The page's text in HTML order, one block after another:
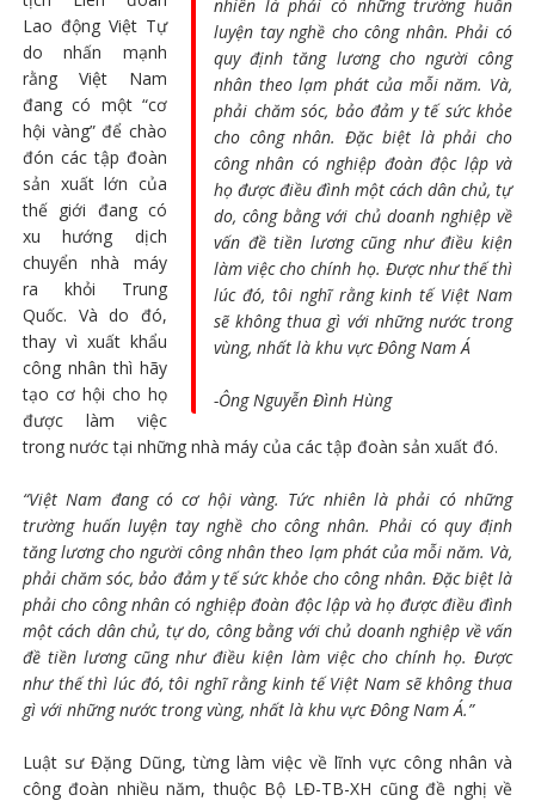
nhiên là phải có những trường huấn
luyện tay nghề cho công nhân. Phải có
quy định tăng lương cho người công
nhân theo lạm phát của mỗi năm. Và,
phải chăm sóc, bảo đảm y tế sức khỏe
cho công nhân. Đặc biệt là phải cho
công nhân có nghiệp đoàn độc lập và
họ được điều đình một cách dân chủ, tự
do, công bằng với chủ doanh nghiệp về
vấn đề tiền lương cũng như điều kiện
làm việc cho chính họ. Được như thế thì
lúc đó, tôi nghĩ rằng kinh tế Việt Nam
sẽ không thua gì với những nước trong
vùng, nhất là khu vực Đông Nam Á
-Ông Nguyễn Đình Hùng
Lao động Việt Tự
do nhấn mạnh
rằng Việt Nam
đang có một “cơ
hội vàng” để chào
đón các tập đoàn
sản xuất lớn của
thế giới đang có
xu hướng dịch
chuyển nhà máy
ra khỏi Trung
Quốc. Và do đó,
thay vì xuất khẩu
công nhân thì hãy
tạo cơ hội cho họ
được làm việc
trong nước tại những nhà máy của các tập đoàn sản xuất đó.
“Việt Nam đang có cơ hội vàng. Tức nhiên là phải có những
trường huấn luyện tay nghề cho công nhân. Phải có quy định
tăng lương cho người công nhân theo lạm phát của mỗi năm. Và,
phải chăm sóc, bảo đảm y tế sức khỏe cho công nhân. Đặc biệt là
phải cho công nhân có nghiệp đoàn độc lập và họ được điều đình
một cách dân chủ, tự do, công bằng với chủ doanh nghiệp về vấn
đề tiền lương cũng như điều kiện làm việc cho chính họ. Được
như thế thì lúc đó, tôi nghĩ rằng kinh tế Việt Nam sẽ không thua
gì với những nước trong vùng, nhất là khu vực Đông Nam Á.”
Luật sư Đặng Dũng, từng làm việc về lĩnh vực công nhân và
công đoàn nhiều năm, thuộc Bộ LĐ-TB-XH cũng đề nghị về